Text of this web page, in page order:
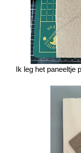
Ik leg het paneeltje